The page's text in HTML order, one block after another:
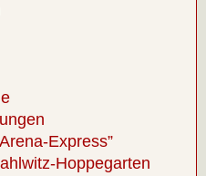
Express”
Hoppegarten